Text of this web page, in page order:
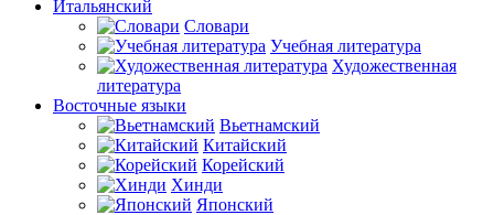
Итальянский
Словари
Учебная литература
Художественная
литература
Восточные языки
Вьетнамский
Китайский
Корейский
Хинди
Японский